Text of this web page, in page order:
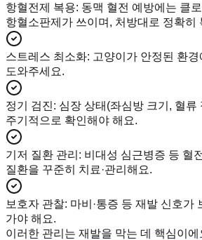
항혈전제 복용: 동맥 혈전 예방에는 클
항혈소판제가 쓰이며, 처방대로 정확히
스트레스 최소화: 고양이가 안정된 환
도와주세요.
정기 검진: 심장 상태(좌심방 크기, 혈류
주기적으로 확인해야 해요.
기저 질환 관리 : 비대성 심근병증 등 혈
질환을 꾸준히 치료·관리해요.
보호자 관찰: 마비·통증 등 재발 신호가
가야 해요.
이러한 관리는 재발을 막는 데 핵심이에